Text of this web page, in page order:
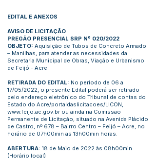
EDITAL E ANEXOS
AVISO DE LICITAÇÃO
PREGÃO PRESENCIAL SRP Nº 020/2022
OBJETO: Aquisição de Tubos de Concreto Armado
– Manilhas, para atender as necessidades da
Secretaria Municipal de Obras, Viação e Urbanismo
de Feijó - Acre.
RETIRADA DO EDITAL: No período de 06 a
17/05/2022, o presente Edital poderá ser retirado
pelo endereço eletrônico do Tribunal de contas do
Estado do Acre/portaldaslicitacoes/LICON,
www.feijo.ac.gov.br ou ainda na Comissão
Permanente de Licitação, situado na Avenida Plácido
de Castro, nº 678 – Bairro Centro – Feijó – Acre, no
horário de 07h00min as 13h00min horas.
ABERTURA: 18 de Maio de 2022 às 08h00min
(Horário local)